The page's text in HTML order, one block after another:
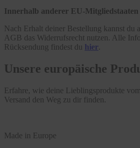
Innerhalb anderer EU-Mitgliedstaaten
Nach Erhalt deiner Bestellung kannst du
AGB das Widerrufsrecht nutzen. Alle
Rücksendung findest du hier
Unsere europäische
Erfahre, wie deine Lieblingsprodukte
Versand den Weg zu dir finden.
Made in Europe